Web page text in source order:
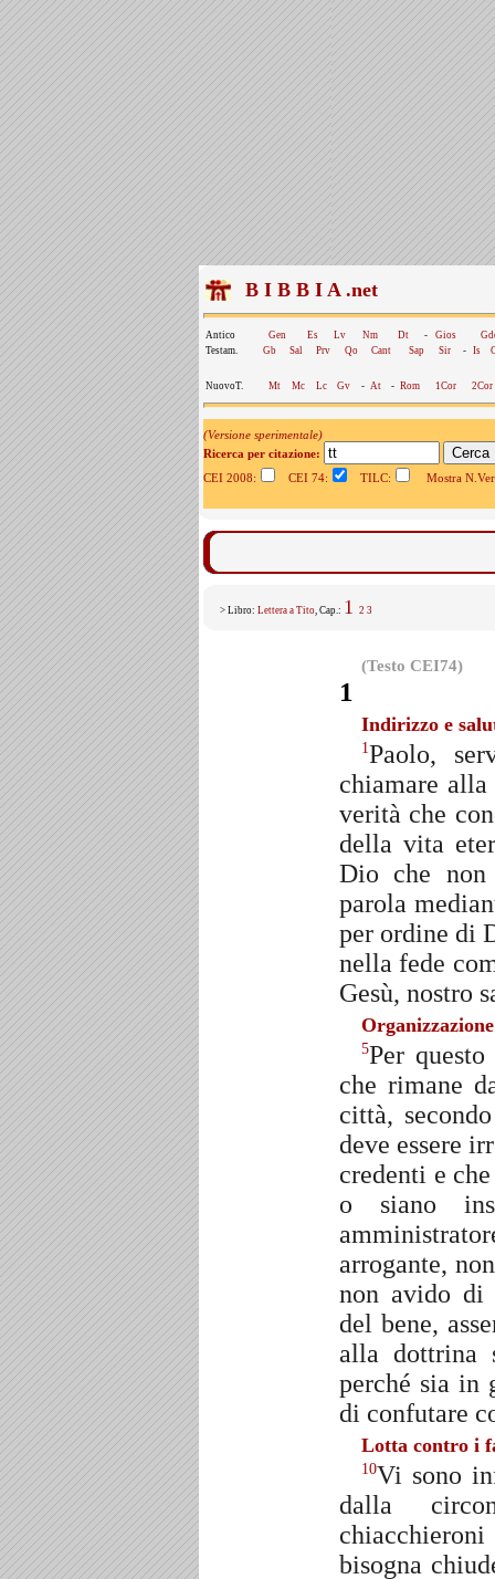
B I B B I A .net
Antico Gen Es Lv Nm Dt - Gios
Testam.
Gb Sal Prv Qo Cant Sap Sir - Is
NuovoT. Mt Mc Lc Gv - At - Rom 1Cor 2Cor
(Versione sperimentale)
Ricerca per citazione:
CEI 2008:
CEI 74: TILC: Mostra
> Libro: Lettera a Tito, Cap.: 1 2 3
(Testo CEI74)
1
Indirizzo e
1Paolo,
chiamare
verità che
della vita
Dio che
parola
per ordine di
nella fede
Gesù, nostro
5Per
che rimane
città,
deve essere
credenti e
o siano
arrogante,
non avido di
del bene,
alla dottrina
perché sia in
di confutare
Lotta contro i
10Vi sono
dalla
bisogna